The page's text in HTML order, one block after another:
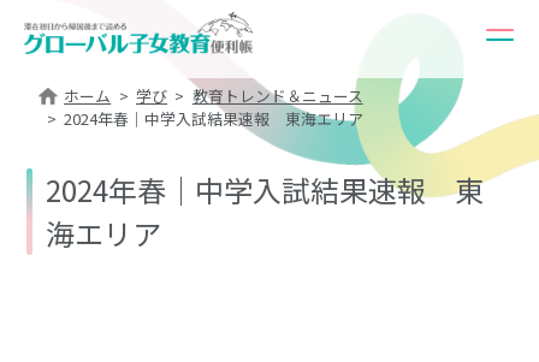
ホーム 学び
教育トレンド＆ニュース
2024年春｜中学入試結果速報 東海エリア
2024年春｜中学入試結果速報 東
海エリア